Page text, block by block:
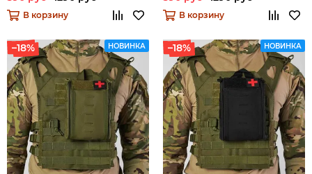
В корзину В корзину
–18% НОВИНКА –18% НОВИНКА